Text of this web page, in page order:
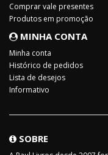
Comprar vale presentes
Produtos em promoção
MINHA CONTA
Minha conta
Histórico de pedidos
Lista de desejos
Informativo
SOBRE